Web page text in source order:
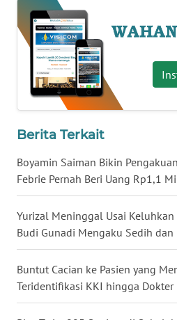
Berita Terkait
Boyamin Saiman Bikin
Febrie Pernah Beri Uang Rp1,1
Yurizal Meninggal Usai
Budi Gunadi Mengaku Sedih dan
Buntut Cacian ke Pasien yang
Teridentifikasi KKI hingga
WN
BABEL
WN
SUMBAR
WN
WN
BENGKULU
WN
LAMPUNG
WN
JATENG